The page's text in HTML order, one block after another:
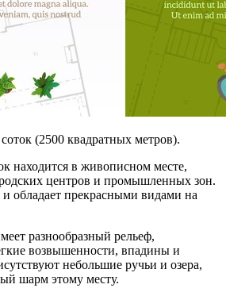
(2500 квадратных метров).
находится в живописном месте,
центров и промышленных зон.
обладает прекрасными видами на
разнообразный рельеф,
возвышенности, впадины и
небольшие ручьи и озера,
шарм этому месту.